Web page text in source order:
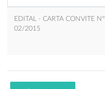
EDITAL - CARTA CONVITE Nº
02/2015